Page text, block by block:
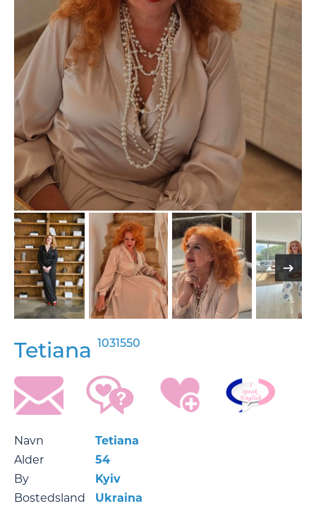
Tetiana 1031550
Navn
Tetiana
Alder
54
By
Kyiv
Bostedsland
Ukraina